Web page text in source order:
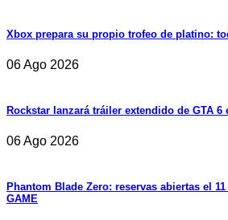
Xbox prepara su propio trofeo de platino:
06 Ago 2026
Rockstar lanzará tráiler extendido de GTA 6
06 Ago 2026
Phantom Blade Zero: reservas abiertas el
GAME